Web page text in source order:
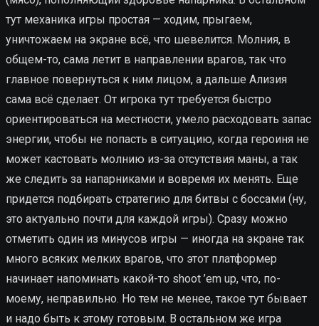
тут механика игры простая — ходим, прыгаем,
уничтожаем на экране всё, что шевелится. Молния, в
общем-то, сама летит в направлении врагов, так что
главное повернуться к ним лицом, а дальше Ализия
сама всё сделает. От игрока тут требуется быстро
ориентироваться на местности, умело расходовать запас
энергии, чтобы не попасть в ситуацию, когда героиня не
может кастовать молнию из-за отсутствия маны, а так
же следить за напарниками и вовремя их менять. Еще
придется подбирать стратегию для битвы с боссами (ну,
это актуально почти для каждой игры). Сразу можно
отметить один из минусов игры — иногда на экране так
много всяких мелких врагов, что этот платформер
начинает напоминать какой-то shoot ’em up, что, по-
моему, неправильно. Но тем не менее, такое тут бывает
и надо быть к этому готовым. В остальном же игра